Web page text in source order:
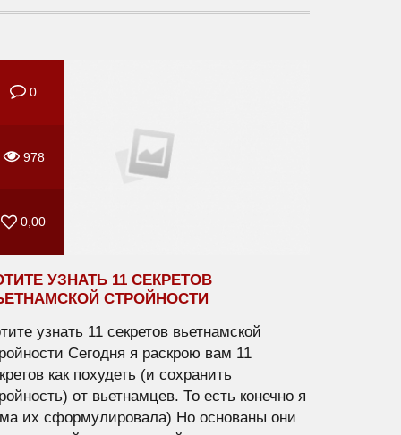
0
978
0,00
УЗНАТЬ 11 СЕКРЕТОВ
СТРОЙНОСТИ
узнать 11 секретов вьетнамской
Сегодня я раскрою вам 11
как похудеть (и сохранить
от вьетнамцев. То есть конечно я
их сформулировала) Но основаны они